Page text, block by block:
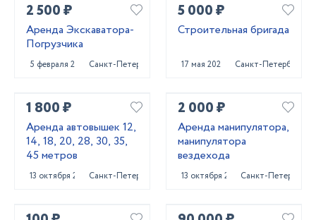
2 500 ₽
Аренда Экскаватора-
Погрузчика
5 февраля 2024 Санкт-Петербург
5 000 ₽
Строительная бригада
17 мая 2024 Санкт-Петербург
1 800 ₽
Аренда автовышек 12,
14, 18, 20, 28, 30, 35,
45 метров
13 октября 2023Санкт-Петербург
2 000 ₽
Аренда манипулятора,
манипулятора
вездехода
13 октября 2023Санкт-Петербург